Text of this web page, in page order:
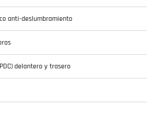
anti-deslumbramiento
delantero y trasero